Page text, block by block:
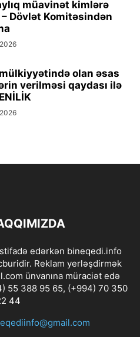
müavinət kimlərə
Dövlət Komitəsindən
olan əsas
verilməsi qaydası ilə
edərkən bineqedi.info
Reklam yerləşdirmək
ünvanına müraciət edə
55 388 95 65, (+994) 70 350
44